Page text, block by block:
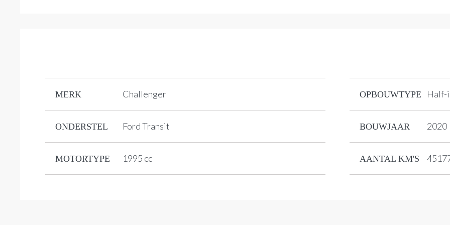
MERK Challenger
ONDERSTEL Ford Transit
MOTORTYPE 1995 cc
OPBOUWTYPE Half-
BOUWJAAR 2020
AANTAL KM'S